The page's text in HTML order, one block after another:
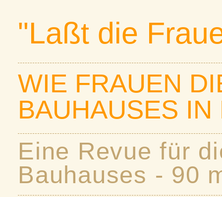
"Laßt die
WIE FRAUEN
BAUHAUSES
Eine Revue für
Bauhauses - 90